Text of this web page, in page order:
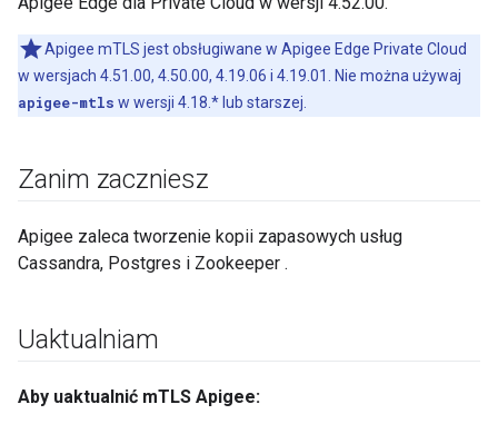
Apigee mTLS jest obsługiwane w Apigee Edge Private Cloud
w wersjach 4.51.00, 4.50.00, 4.19.06 i 4.19.01. Nie można używaj
apigee-mtls w wersji 4.18.* lub starszej.
Zanim zaczniesz
Apigee zaleca tworzenie kopii zapasowych usług
Cassandra, Postgres i Zookeeper .
Uaktualniam
Aby uaktualnić mTLS Apigee: